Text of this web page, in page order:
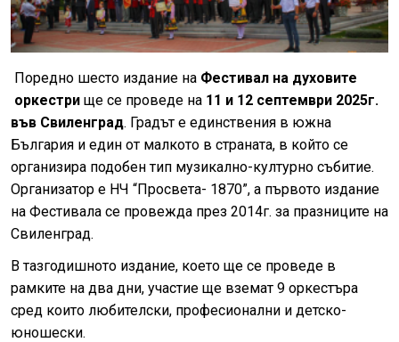
Поредно шесто издание на Фестивал на духовите
оркестри ще се проведе на 11 и 12 септември 2025г.
във Свиленград. Градът е единствения в южна
България и един от малкото в страната, в който се
организира подобен тип музикално-културно събитие.
Организатор е НЧ “Просвета- 1870”, а първото издание
на Фестивала се провежда през 2014г. за празниците на
Свиленград.
В тазгодишното издание, което ще се проведе в
рамките на два дни, участие ще вземат 9 оркестъра
сред които любителски, професионални и детско-
юношески.